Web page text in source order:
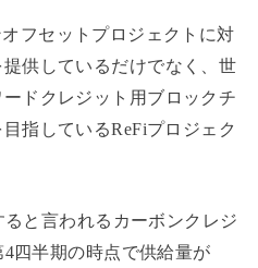
フセットプロジェクトに対
供しているだけでなく、世
ドクレジット用ブロックチ
指しているReFiプロジェク
と言われるカーボンクレジ
四半期の時点で供給量が